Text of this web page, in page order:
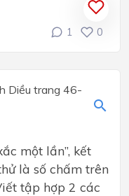
1 0
Diều trang 46-
một lần”, kết
là số chấm trên
tập hợp 2 các